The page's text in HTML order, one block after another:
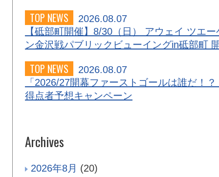
TOP NEWS
2026.08.07
【砥部町開催】8/30（日） アウェイ ツエー
ン金沢戦パブリックビューイングin砥部町
TOP NEWS
2026.08.07
「2026/27開幕ファーストゴールは誰だ！？
得点者予想キャンペーン
Archives
2026年8月 (20)